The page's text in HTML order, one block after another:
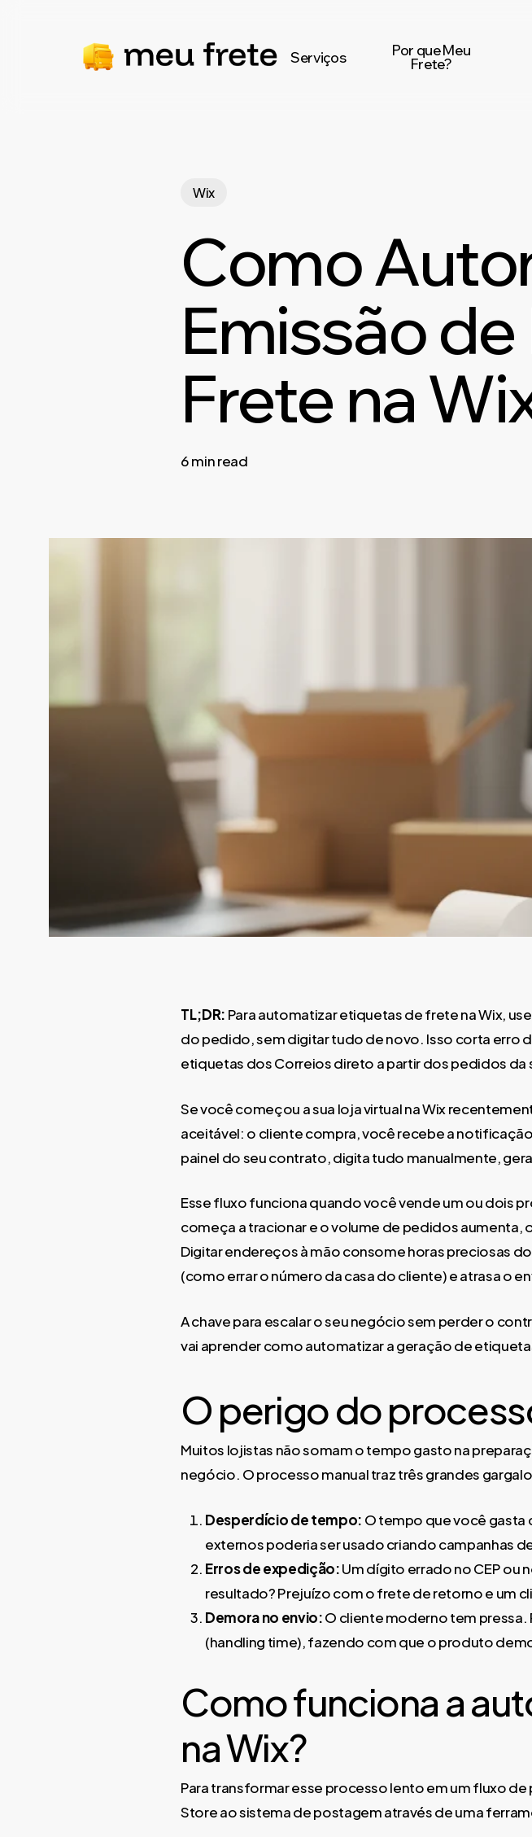
Serviços
Por que Meu
Frete?
Wix
Como
Emissão
Frete na
6 min read
TL;DR: Para automatizar etiquetas de frete na Wix,
do pedido, sem digitar tudo de novo. Isso corta erro
etiquetas dos Correios direto a partir dos pedidos da
Se você começou a sua loja virtual na Wix
aceitável: o cliente compra, você recebe a
painel do seu contrato, digita tudo manualmente,
Esse fluxo funciona quando você vende um ou dois
começa a tracionar e o volume de pedidos
Digitar endereços à mão consome horas preciosas
(como errar o número da casa do cliente) e atrasa o
A chave para escalar o seu negócio sem perder o
vai aprender como automatizar a geração de
O perigo do
Muitos lojistas não somam o tempo gasto na
negócio. O processo manual traz três grandes
Desperdício de tempo: O tempo que você gasta
externos poderia ser usado criando campanhas
Erros de expedição:Um dígito errado no CEP ou
resultado? Prejuízo com o frete de retorno e um
Demora no envio:O cliente moderno tem
(handling time), fazendo com que o produto
Como funciona a
na Wix?
Para transformar esse processo lento em um fluxo
Store ao sistema de postagem através de uma